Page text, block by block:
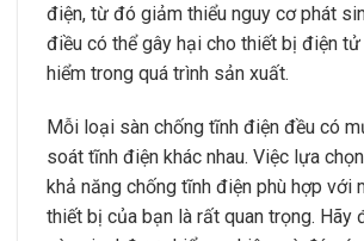
điện, từ đó giảm thiểu nguy cơ phát
điều có thể gây hại cho thiết bị điện
hiểm trong quá trình sản xuất.
Mỗi loại sàn chống tĩnh điện đều có
soát tĩnh điện khác nhau. Việc lựa
khả năng chống tĩnh điện phù hợp với
thiết bị của bạn là rất quan trọng. Hãy